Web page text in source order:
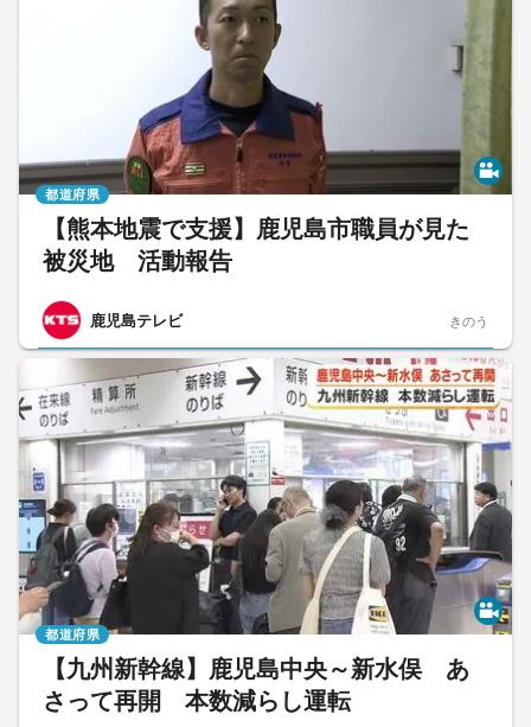
【熊本地震で支援】鹿児島市職員が見た
被災地 活動報告
鹿児島テレビ
都道府県
きのう
【九州新幹線】鹿児島中央～新水俣 あ
さって再開 本数減らし運転
都道府県